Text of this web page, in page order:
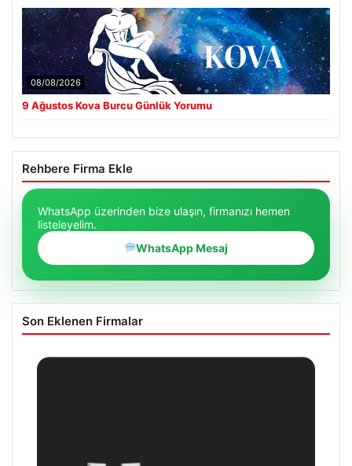
08/08/2026
9 Ağustos Kova Burcu Günlük Yorumu
Rehbere Firma Ekle
WhatsApp üzerinden bize ulaşın, firmanızı hemen
listeleyelim.
WhatsApp Mesaj
Son Eklenen Firmalar